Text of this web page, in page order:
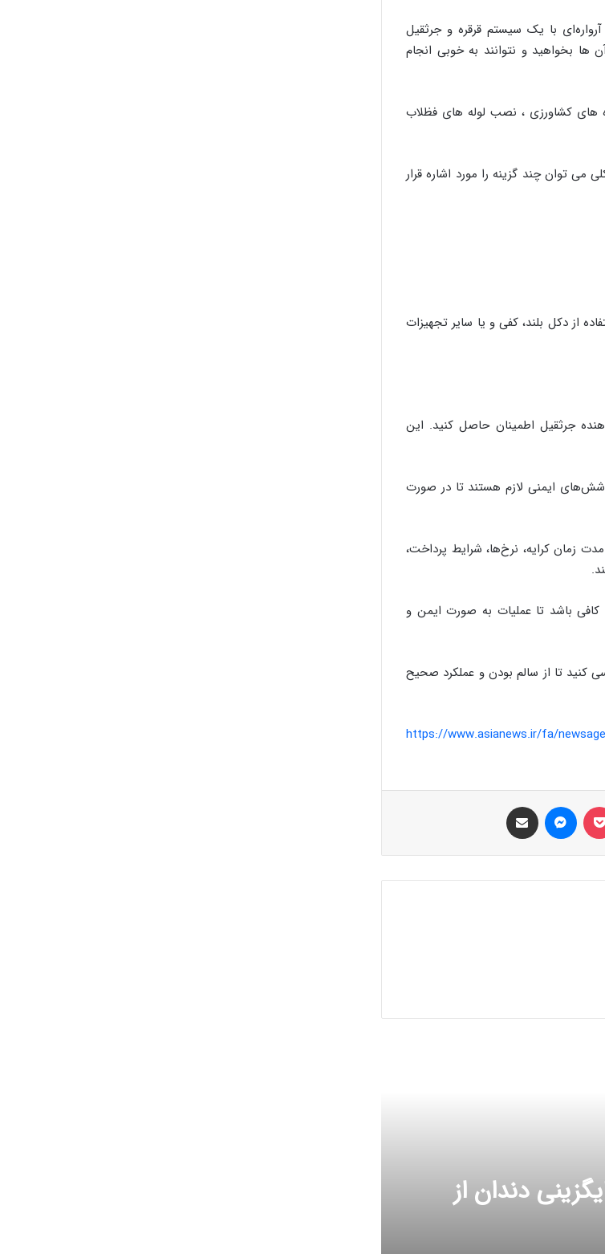
جرثقیل آرواره‌ای با یک سیستم قرقره و جرثقیل
بخواهید و نتوانند به خوبی انجام
های کشاورزی ، نصب لوله های فظلاب
اید به طور کلی می توان چند گزینه را مورد اشاره قرار
اما استفاده از دکل بلند، کفی و یا سایر تجهیزات
جرثقیل اطمینان حاصل کنید. این
ایمنی لازم هستند تا در صورت
زمان کرایه، نرخ‌ها، شرایط پرداخت،
کافی باشد تا عملیات به صورت ایمن و
کنید تا از سالم بودن و عملکرد صحیح
https://www.asianews.ir/fa/
دندان از